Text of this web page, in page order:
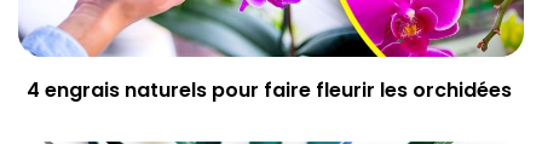
4 engrais naturels pour faire fleurir les orchidées